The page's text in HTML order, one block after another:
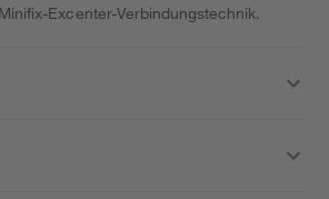
Excenter-Verbindungstechnik.